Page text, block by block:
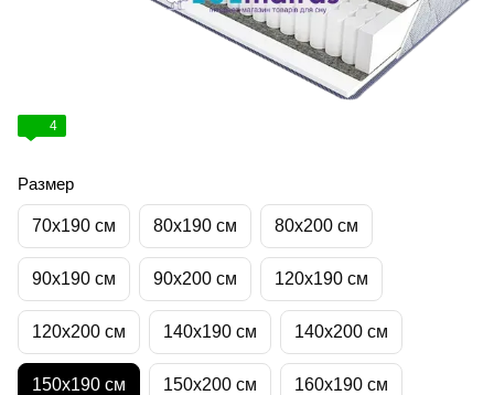
4
Размер
70х190 см 80х190 см 80х200 см
90х190 см 90х200 см 120х190 см
120х200 см 140х190 см 140х200 см
150х190 см 150х200 см 160х190 см